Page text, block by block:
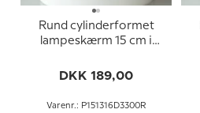
Rund cylinderformet
lampeskærm 15 cm i
DKK 189,00
Varenr.: P151316D3300R